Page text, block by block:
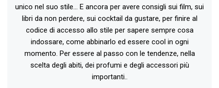
unico nel suo stile... E ancora per avere consigli sui film, sui
libri da non perdere, sui cocktail da gustare, per finire al
codice di accesso allo stile per sapere sempre cosa
indossare, come abbinarlo ed essere cool in ogni
momento. Per essere al passo con le tendenze, nella
scelta degli abiti, dei profumi e degli accessori più
importanti..